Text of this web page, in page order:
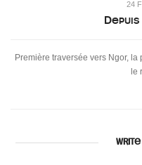
24
Première traversée vers Ngor,
le